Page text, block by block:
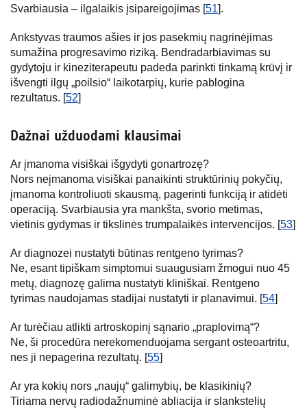
Svarbiausia – ilgalaikis įsipareigojimas [51].
Ankstyvas traumos ašies ir jos pasekmių nagrinėjimas
sumažina progresavimo riziką. Bendradarbiavimas su
gydytoju ir kineziterapeutu padeda parinkti tinkamą krūvį ir
išvengti ilgų „poilsio“ laikotarpių, kurie pablogina
rezultatus. [52]
Dažnai užduodami klausimai
Ar įmanoma visiškai išgydyti gonartrozę?
Nors neįmanoma visiškai panaikinti struktūrinių pokyčių,
įmanoma kontroliuoti skausmą, pagerinti funkciją ir atidėti
operaciją. Svarbiausia yra mankšta, svorio metimas,
vietinis gydymas ir tikslinės trumpalaikės intervencijos. [53]
Ar diagnozei nustatyti būtinas rentgeno tyrimas?
Ne, esant tipiškam simptomui suaugusiam žmogui nuo 45
metų, diagnozę galima nustatyti kliniškai. Rentgeno
tyrimas naudojamas stadijai nustatyti ir planavimui. [54]
Ar turėčiau atlikti artroskopinį sąnario „praplovimą“?
Ne, ši procedūra nerekomenduojama sergant osteoartritu,
nes ji nepagerina rezultatų. [55]
Ar yra kokių nors „naujų“ galimybių, be klasikinių?
Tiriama nervų radiodažnuminė abliacija ir slankstelių